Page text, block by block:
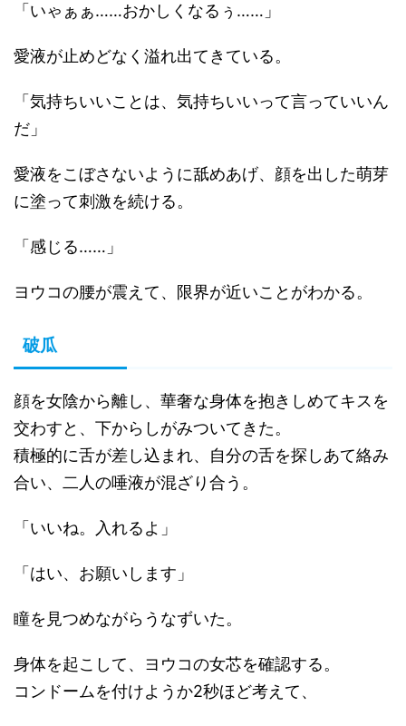
「いゃぁぁ……おかしくなるぅ……」
愛液が止めどなく溢れ出てきている。
「気持ちいいことは、気持ちいいって言っていいん
だ」
愛液をこぼさないように舐めあげ、顔を出した萌芽
に塗って刺激を続ける。
「感じる……」
ヨウコの腰が震えて、限界が近いことがわかる。
破瓜
顔を女陰から離し、華奢な身体を抱きしめてキスを
交わすと、下からしがみついてきた。
積極的に舌が差し込まれ、自分の舌を探しあて絡み
合い、二人の唾液が混ざり合う。
「いいね。入れるよ」
「はい、お願いします」
瞳を見つめながらうなずいた。
身体を起こして、ヨウコの女芯を確認する。
コンドームを付けようか2秒ほど考えて、